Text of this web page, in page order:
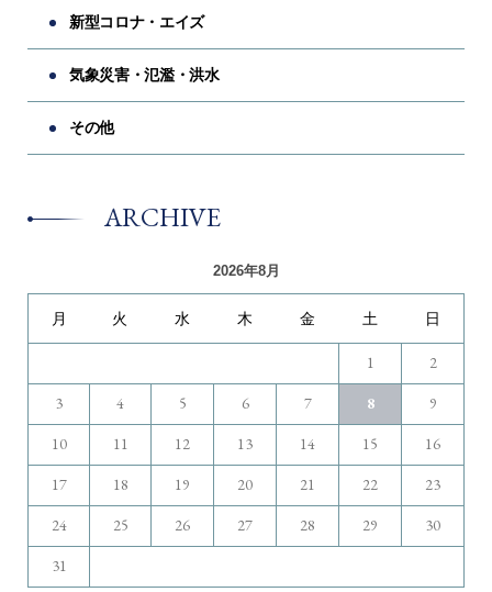
新型コロナ・エイズ
気象災害・氾濫・洪水
その他
ARCHIVE
2026年8月
月 火 水 木 金 土 日
1 2
3 4 5 6 7 8 9
10 11 12 13 14 15 16
17 18 19 20 21 22 23
24 25 26 27 28 29 30
31